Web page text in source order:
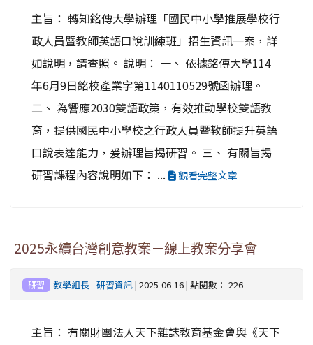
主旨： 轉知銘傳大學辦理「國民中小學推展學校行
政人員暨教師英語口說訓練班」招生資訊一案，詳
如說明，請查照。 說明： 一、 依據銘傳大學114
年6月9日銘校產業字第1140110529號函辦理。
二、 為響應2030雙語政策，有效推動學校雙語教
育，提供國民中小學校之行政人員暨教師提升英語
口說表達能力，爰辦理旨揭研習。 三、 有關旨揭
研習課程內容說明如下： ...
觀看完整文章
2025永續台灣創意教案－線上教案分享會
研習 教學組長-研習資訊| 2025-06-16 | 點閱數： 226
主旨： 有關財團法人天下雜誌教育基金會與《天下